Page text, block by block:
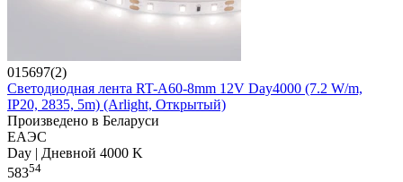
015697(2)
Светодиодная лента RT-A60-8mm 12V Day4000 (7.2 W/m,
IP20, 2835, 5m) (Arlight, Открытый)
Произведено в Беларуси
ЕАЭС
Day | Дневной 4000 K
58354